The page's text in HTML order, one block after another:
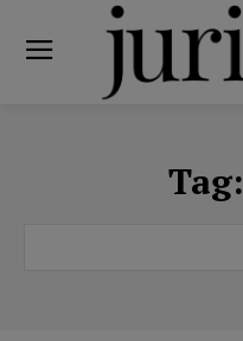
Tag: